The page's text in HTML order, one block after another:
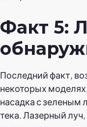
Факт 5:
Последний факт,
некоторых
насадка с зеленым
тека. Лазерный